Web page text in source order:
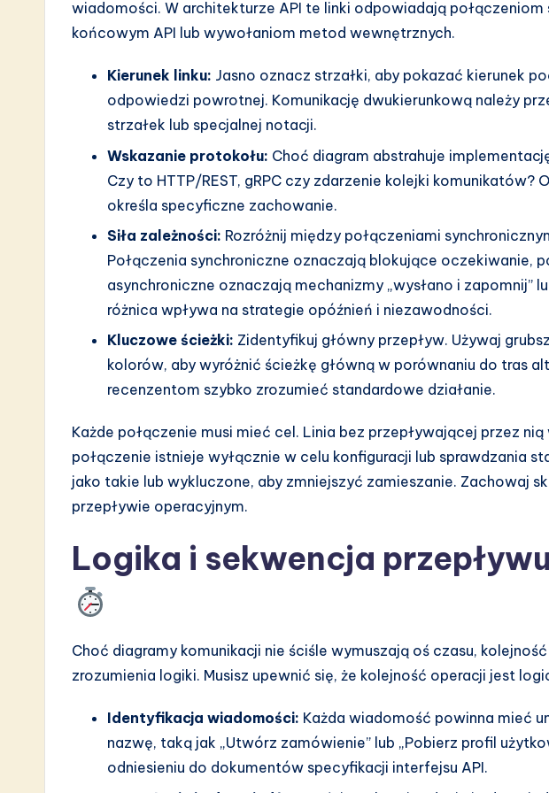
wiadomości. W architekturze API te linki odpowiadają
końcowym API lub wywołaniom metod wewnętrznych.
Kierunek linku: Jasno oznacz strzałki, aby pokazać kierunek
odpowiedzi powrotnej. Komunikację dwukierunkową należy
strzałek lub specjalnej notacji.
Wskazanie protokołu: Choć diagram abstrahuje
Czy to HTTP/REST, gRPC czy zdarzenie kolejki komunikatów?
określa specyficzne zachowanie.
Siła zależności: Rozróżnij między połączeniami
Połączenia synchroniczne oznaczają blokujące oczekiwanie,
asynchroniczne oznaczają mechanizmy „wysłano i zapomnij”
różnica wpływa na strategie opóźnień i niezawodności.
Kluczowe ścieżki: Zidentyfikuj główny przepływ. Używaj
kolorów, aby wyróżnić ścieżkę główną w porównaniu do tras
recenzentom szybko zrozumieć standardowe działanie.
Każde połączenie musi mieć cel. Linia bez przepływającej przez
połączenie istnieje wyłącznie w celu konfiguracji lub sprawdzania
jako takie lub wykluczone, aby zmniejszyć zamieszanie. Zachowaj
przepływie operacyjnym.
Logika i sekwencja
Choć diagramy komunikacji nie ściśle wymuszają oś czasu,
zrozumienia logiki. Musisz upewnić się, że kolejność operacji jest
Identyfikacja wiadomości: Każda wiadomość powinna mieć
nazwę, taką jak „Utwórz zamówienie” lub „Pobierz profil
odniesieniu do dokumentów specyfikacji interfejsu API.